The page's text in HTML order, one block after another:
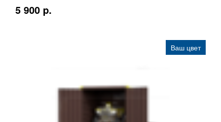
5 900 p.
Ваш цвет